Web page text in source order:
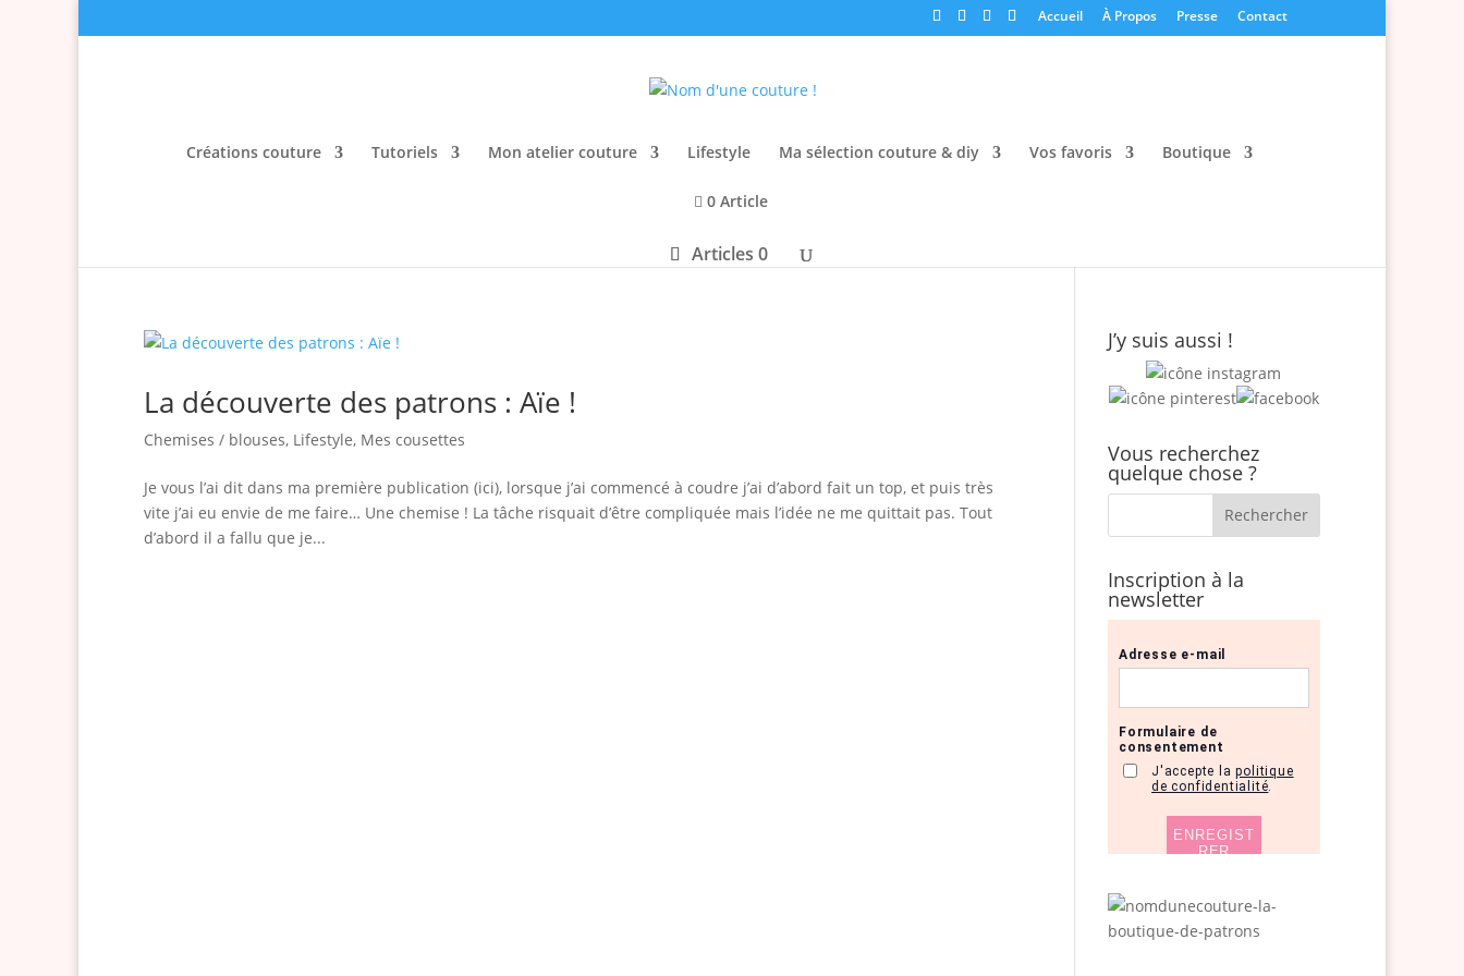
Accueil À Propos Presse Contact
Créations couture Tutoriels Mon atelier couture Lifestyle Ma sélection couture & diy Vos favoris Boutique
0 Article
Articles 0
La découverte des patrons : Aïe !
Chemises / blouses, Lifestyle, Mes cousettes
Je vous l’ai dit dans ma première publication (ici), lorsque j’ai commencé à coudre j’ai d’abord fait un top, et puis très
vite j’ai eu envie de me faire… Une chemise ! La tâche risquait d’être compliquée mais l’idée ne me quittait pas. Tout
d’abord il a fallu que je...
J’y suis aussi !
Vous recherchez
quelque chose ?
Inscription à la
newsletter